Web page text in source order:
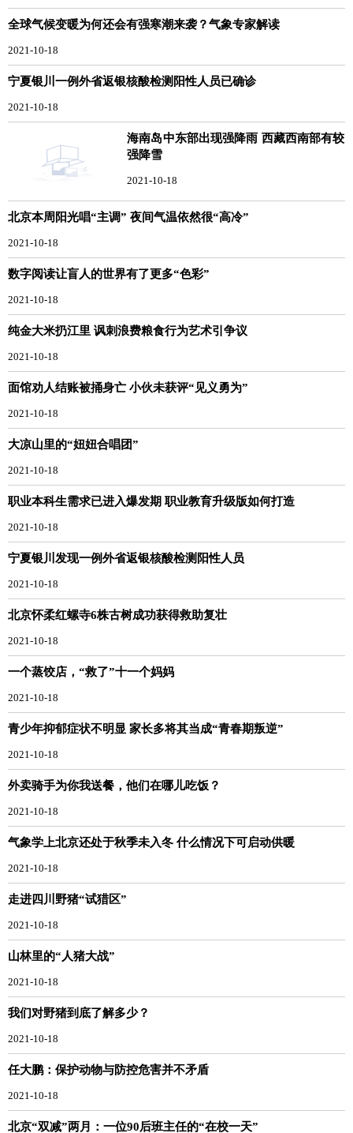
全球气候变暖为何还会有强寒潮来袭？气象专家解读
2021-10-18
宁夏银川一例外省返银核酸检测阳性人员已确诊
2021-10-18
海南岛中东部出现强降雨 西藏西南部有较
强降雪
2021-10-18
北京本周阳光唱“主调” 夜间气温依然很“高冷”
2021-10-18
数字阅读让盲人的世界有了更多“色彩”
2021-10-18
纯金大米扔江里 讽刺浪费粮食行为艺术引争议
2021-10-18
面馆劝人结账被捅身亡 小伙未获评“见义勇为”
2021-10-18
大凉山里的“妞妞合唱团”
2021-10-18
职业本科生需求已进入爆发期 职业教育升级版如何打造
2021-10-18
宁夏银川发现一例外省返银核酸检测阳性人员
2021-10-18
北京怀柔红螺寺6株古树成功获得救助复壮
2021-10-18
一个蒸饺店，“救了”十一个妈妈
2021-10-18
青少年抑郁症状不明显 家长多将其当成“青春期叛逆”
2021-10-18
外卖骑手为你我送餐，他们在哪儿吃饭？
2021-10-18
气象学上北京还处于秋季未入冬 什么情况下可启动供暖
2021-10-18
走进四川野猪“试猎区”
2021-10-18
山林里的“人猪大战”
2021-10-18
我们对野猪到底了解多少？
2021-10-18
任大鹏：保护动物与防控危害并不矛盾
2021-10-18
北京“双减”两月：一位90后班主任的“在校一天”